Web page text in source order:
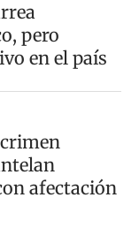
pero
en el país
afectación